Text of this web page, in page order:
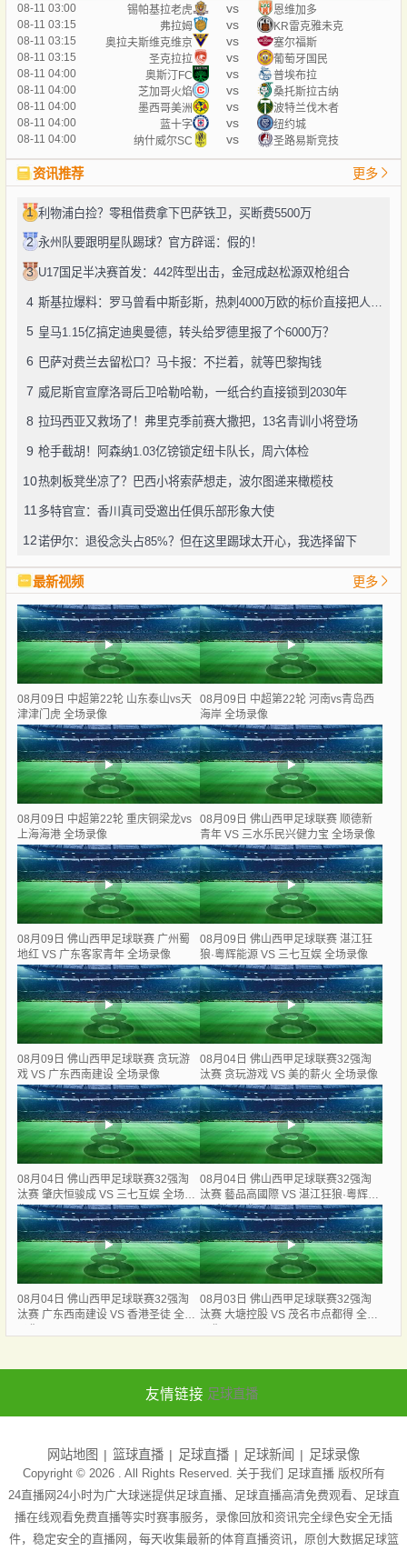
08-11 03:00 锡帕基拉老虎 vs
恩维加多
08-11 03:15
弗拉姆 vs
KR雷克雅未克
08-11 03:15
奥拉夫斯维克维京 vs
塞尔福斯
08-11 03:15
圣克拉拉 vs
葡萄牙国民
08-11 04:00
奥斯汀FC vs
普埃布拉
08-11 04:00
芝加哥火焰 vs
桑托斯拉古纳
08-11 04:00
墨西哥美洲 vs
波特兰伐木者
08-11 04:00
蓝十字 vs
纽约城
08-11 04:00
纳什威尔SC vs 圣路易斯竞技
资讯推荐 更多
1 利物浦白捡？零租借费拿下巴萨铁卫，买断费5500万
2 永州队要跟明星队踢球？官方辟谣：假的！
3 U17国足半决赛首发：442阵型出击，金冠成赵松源双枪组合
4 斯基拉爆料：罗马曾看中斯彭斯，热刺4000万欧的标价直接把人劝退了
5 皇马1.15亿搞定迪奥曼德，转头给罗德里报了个6000万？
6 巴萨对费兰去留松口？马卡报：不拦着，就等巴黎掏钱
7 威尼斯官宣摩洛哥后卫哈勒哈勒，一纸合约直接锁到2030年
8 拉玛西亚又救场了！弗里克季前赛大撒把，13名青训小将登场
9 枪手截胡！阿森纳1.03亿镑锁定纽卡队长，周六体检
10热刺板凳坐凉了？巴西小将索萨想走，波尔图递来橄榄枝
11 多特官宣：香川真司受邀出任俱乐部形象大使
12诺伊尔：退役念头占85%？但在这里踢球太开心，我选择留下
最新视频 更多
08月09日 中超第22轮 山东泰山vs天
津津门虎 全场录像
08月09日 中超第22轮 河南vs青岛西
海岸 全场录像
08月09日 中超第22轮 重庆铜梁龙vs
上海海港 全场录像
08月09日 佛山西甲足球联赛 顺德新
青年 VS 三水乐民兴健力宝 全场录像
08月09日 佛山西甲足球联赛 广州蜀
地红 VS 广东客家青年 全场录像
08月09日 佛山西甲足球联赛 湛江狂
狼·粵辉能源 VS 三七互娱 全场录像
08月09日 佛山西甲足球联赛 贪玩游
戏 VS 广东西南建设 全场录像
08月04日 佛山西甲足球联赛32强淘
汰赛 贪玩游戏 VS 美的薪火 全场录像
08月04日 佛山西甲足球联赛32强淘
汰赛 肇庆恒骏成 VS 三七互娱 全场录
像
08月04日 佛山西甲足球联赛32强淘
汰赛 藝品高國際 VS 湛江狂狼·粵辉能
源 全场录像
08月04日 佛山西甲足球联赛32强淘
汰赛 广东西南建设 VS 香港圣徒 全场
08月03日 佛山西甲足球联赛32强淘
汰赛 大塘控股 VS 茂名市点都得 全场
友情链接 足球直播
网站地图 篮球直播 足球直播 足球新闻 足球录像
Copyright © 2026 . All Rights Reserved. 关于我们 足球直播版权所有
24直播网24小时为广大球迷提供足球直播、足球直播高清免费观看、足球直
播在线观看免费直播等实时赛事服务，录像回放和资讯完全绿色安全无插
件，稳定安全的直播网，每天收集最新的体育直播资讯，原创大数据足球篮